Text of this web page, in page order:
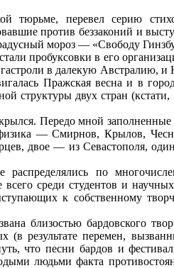
перевел серию
против беззаконий и
мороз — «Свободу
пробуксовки в его
в далекую Австралию,
Пражская весна и в
структуры двух стран
Передо мной заполненные
— Смирнов, Крылов,
двое — из Севастополя,
по
среди студентов и
к собственному
близостью бардовского
(в результате перемен,
что песни бардов и
людьми факта